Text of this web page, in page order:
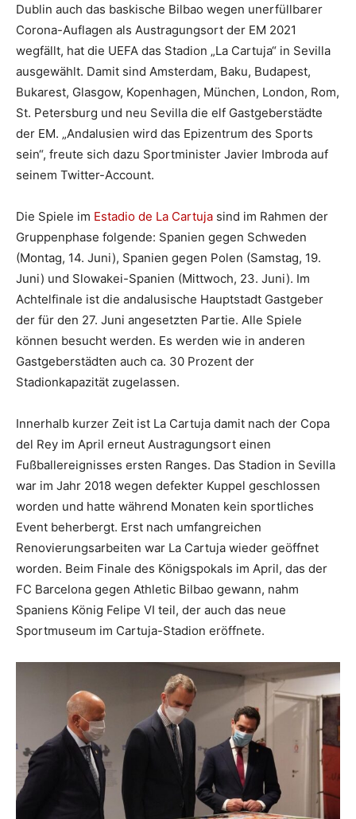
Dublin auch das baskische Bilbao wegen unerfüllbarer
Corona-Auflagen als Austragungsort der EM 2021
wegfällt, hat die UEFA das Stadion „La Cartuja“ in Sevilla
ausgewählt. Damit sind Amsterdam, Baku, Budapest,
Bukarest, Glasgow, Kopenhagen, München, London, Rom,
St. Petersburg und neu Sevilla die elf Gastgeberstädte
der EM. „Andalusien wird das Epizentrum des Sports
sein“, freute sich dazu Sportminister Javier Imbroda auf
seinem Twitter-Account.
Die Spiele im Estadio de La Cartuja sind im Rahmen der
Gruppenphase folgende: Spanien gegen Schweden
(Montag, 14. Juni), Spanien gegen Polen (Samstag, 19.
Juni) und Slowakei-Spanien (Mittwoch, 23. Juni). Im
Achtelfinale ist die andalusische Hauptstadt Gastgeber
der für den 27. Juni angesetzten Partie. Alle Spiele
können besucht werden. Es werden wie in anderen
Gastgeberstädten auch ca. 30 Prozent der
Stadionkapazität zugelassen.
Innerhalb kurzer Zeit ist La Cartuja damit nach der Copa
del Rey im April erneut Austragungsort einen
Fußballereignisses ersten Ranges. Das Stadion in Sevilla
war im Jahr 2018 wegen defekter Kuppel geschlossen
worden und hatte während Monaten kein sportliches
Event beherbergt. Erst nach umfangreichen
Renovierungsarbeiten war La Cartuja wieder geöffnet
worden. Beim Finale des Königspokals im April, das der
FC Barcelona gegen Athletic Bilbao gewann, nahm
Spaniens König Felipe VI teil, der auch das neue
Sportmuseum im Cartuja-Stadion eröffnete.